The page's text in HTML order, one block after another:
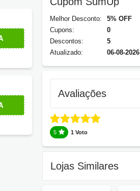
Melhor Desconto:
5% OFF
Cupons:
0
Descontos:
5
Atualizado:
06-08-2026
Avaliações
5 1 Voto
Lojas Similares